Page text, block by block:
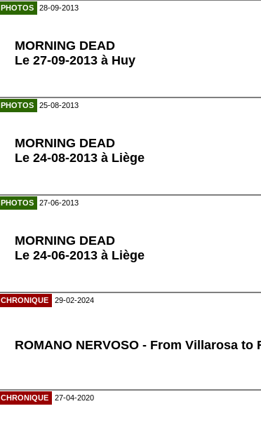
PHOTOS 28-09-2013
MORNING DEAD
Le 27-09-2013 à Huy
PHOTOS 25-08-2013
MORNING DEAD
Le 24-08-2013 à Liège
PHOTOS 27-06-2013
MORNING DEAD
Le 24-06-2013 à Liège
CHRONIQUE 29-02-2024
ROMANO NERVOSO - From Villarosa to
CHRONIQUE 27-04-2020